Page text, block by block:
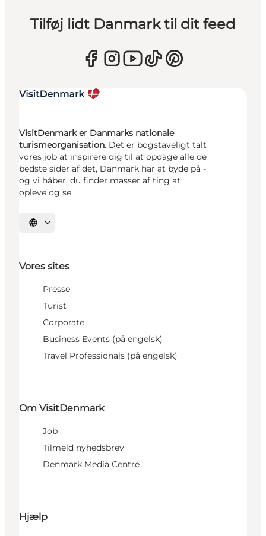
Tilføj lidt Danmark til dit feed
VisitDenmark er Danmarks nationale
turismeorganisation. Det er bogstaveligt talt
vores job at inspirere dig til at opdage alle de
bedste sider af det, Danmark har at byde på -
og vi håber, du finder masser af ting at
opleve og se.
Vælg sprog
Vores sites
Presse
Turist
Corporate
Business Events (på engelsk)
Travel Professionals (på engelsk)
Om VisitDenmark
Job
Tilmeld nyhedsbrev
Denmark Media Centre
Hjælp